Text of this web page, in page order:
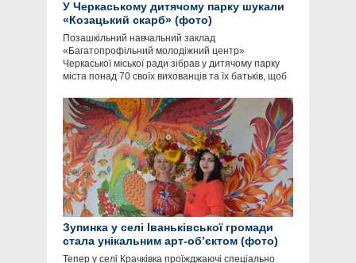
У Черкаському дитячому парку шукали
«Козацький скарб» (фото)
Позашкільний навчальний заклад
«Багатопрофільний молодіжний центр»
Черкаської міської ради зібрав у дитячому парку
міста понад 70 своїх вихованців та їх батьків, щоб
Зупинка у селі Іваньківської громади
стала унікальним арт-об’єктом (фото)
Тепер у селі Крачківка проїжджаючі спеціально